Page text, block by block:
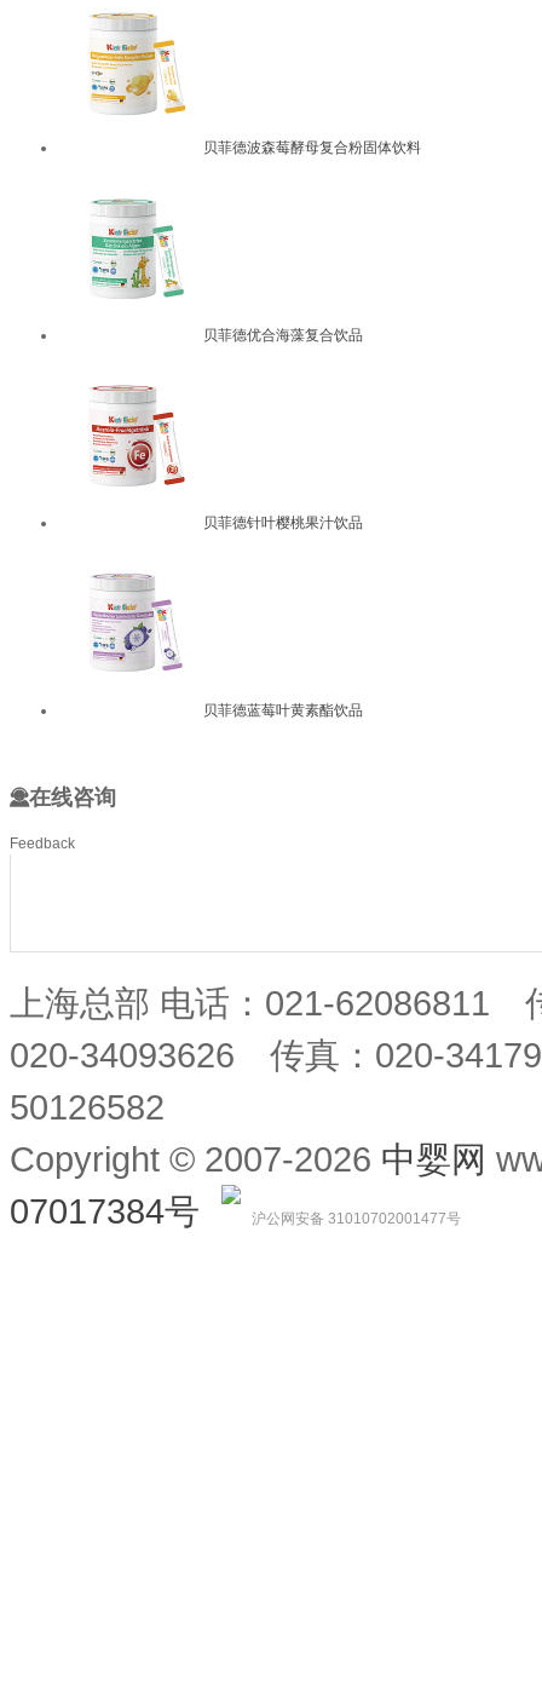
贝菲德波森莓酵母复合粉固体饮料
贝菲德优合海藻复合饮品
贝菲德针叶樱桃果汁饮品
贝菲德蓝莓叶黄素酯饮品
在线咨询
Feedback
上海总部 电话：021-
020-34093626 传真：020-
50126582
Copyright © 2007-2026 中婴网
07017384号
沪公网安备 31010702001477号